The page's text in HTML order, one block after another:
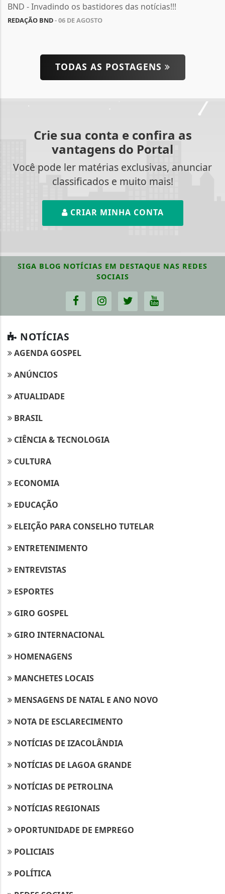
BND - Invadindo os bastidores das notícias!!!
REDAÇÃO BND- 06 DE AGOSTO
TODAS AS POSTAGENS
Crie sua conta e confira as
vantagens do Portal
Você pode ler matérias exclusivas, anunciar
classificados e muito mais!
CRIAR MINHA CONTA
SIGA BLOG NOTÍCIAS EM DESTAQUE NAS REDES
SOCIAIS
NOTÍCIAS
AGENDA GOSPEL
ANÚNCIOS
ATUALIDADE
BRASIL
CIÊNCIA & TECNOLOGIA
CULTURA
ECONOMIA
EDUCAÇÃO
ELEIÇÃO PARA CONSELHO TUTELAR
ENTRETENIMENTO
ENTREVISTAS
ESPORTES
GIRO GOSPEL
GIRO INTERNACIONAL
HOMENAGENS
MANCHETES LOCAIS
MENSAGENS DE NATAL E ANO NOVO
NOTA DE ESCLARECIMENTO
NOTÍCIAS DE IZACOLÂNDIA
NOTÍCIAS DE LAGOA GRANDE
NOTÍCIAS DE PETROLINA
NOTÍCIAS REGIONAIS
OPORTUNIDADE DE EMPREGO
POLICIAIS
POLÍTICA